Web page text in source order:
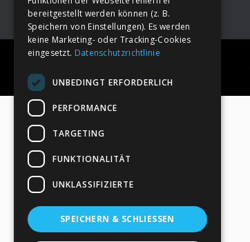
bereitgestellt werden können (z. B.
Speichern von Einstellungen). Es werden
keine Marketing- oder Tracking-Cookies
eingesetzt. Datenschutzrichtlinie
UNBEDINGT ERFORDERLICH
PERFORMANCE
TARGETING
FUNKTIONALITÄT
UNKLASSIFIZIERTE
SPEICHERN & SCHLIESSEN